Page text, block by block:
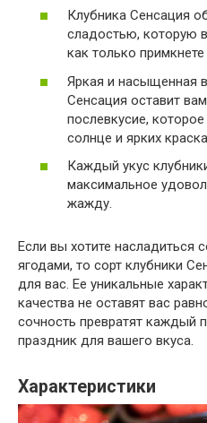
Клубника Сенсация
сладостью, которую
как только примкнете
Яркая и насыщенная
Сенсация оставит
послевкусие,
солнце и ярких
Каждый укус
максимальное
жажду.
Если вы хотите насладиться
ягодами, то сорт клубники
для вас. Ее уникальные
качества не оставят вас
сочность превратят каждый
праздник для вашего вкуса.
Характеристики